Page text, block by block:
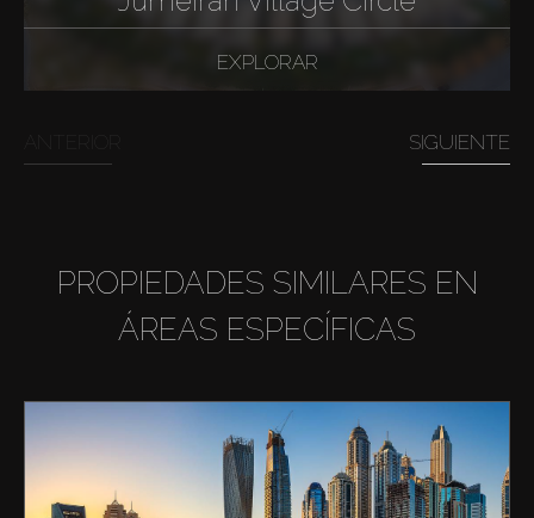
EXPLORAR
SIGUIENTE
PROPIEDADES SIMILARES EN
ÁREAS ESPECÍFICAS